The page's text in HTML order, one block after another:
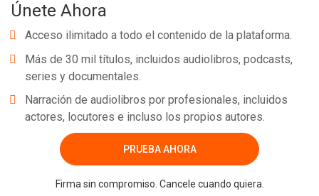
Únete Ahora
Acceso ilimitado a todo el contenido de la plataforma.
Más de 30 mil títulos, incluidos audiolibros, podcasts,
series y documentales.
Narración de audiolibros por profesionales, incluidos
actores, locutores e incluso los propios autores.
PRUEBA AHORA
Firma sin compromiso. Cancele cuando quiera.